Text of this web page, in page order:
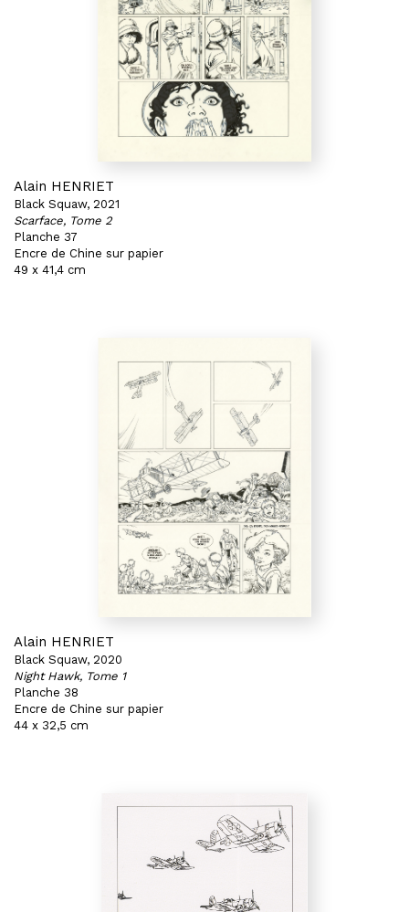
Alain HENRIET
Black Squaw, 2021
Scarface, Tome 2
Planche 37
Encre de Chine sur papier
49 x 41,4 cm
Alain HENRIET
Black Squaw, 2020
Night Hawk, Tome 1
Planche 38
Encre de Chine sur papier
44 x 32,5 cm